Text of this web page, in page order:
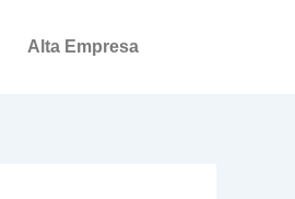
Alta Empresa